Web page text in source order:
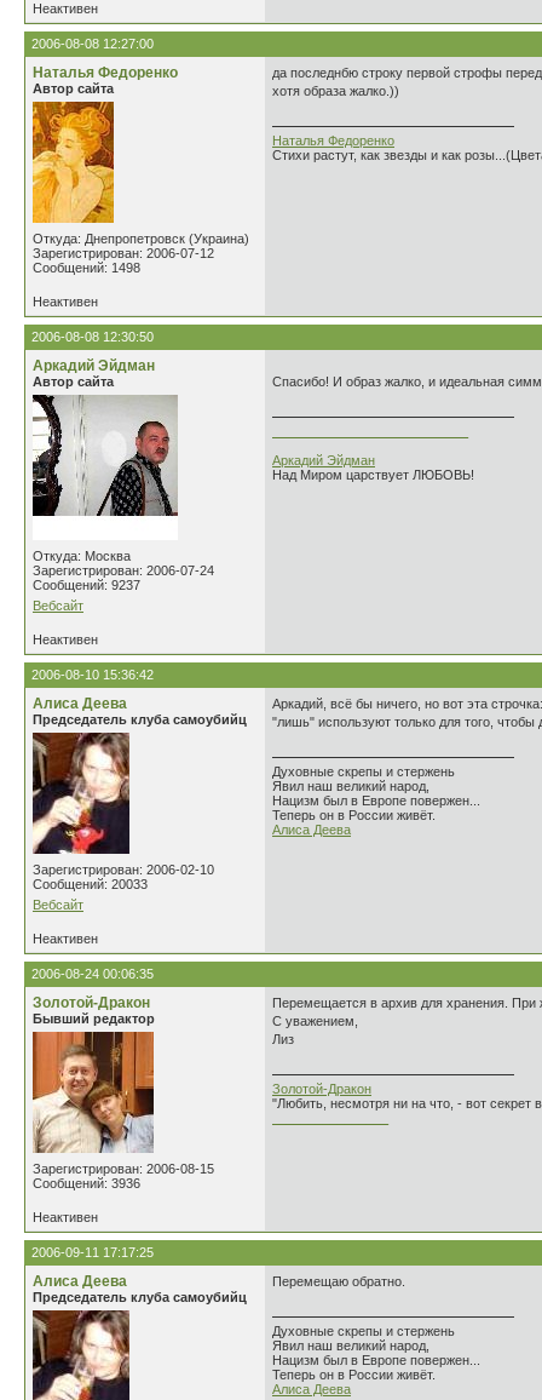
Неактивен
2006-08-08 12:27:00
Наталья Федоренко
Автор сайта
Откуда: Днепропетровск (Украина)
Зарегистрирован: 2006-07-12
Сообщений: 1498
да последнбю строку первой строфы
хотя образа жалко.))
Наталья Федоренко
Стихи растут, как звезды и как
Неактивен
2006-08-08 12:30:50
Аркадий Эйдман
Автор сайта
Откуда: Москва
Зарегистрирован: 2006-07-24
Сообщений: 9237
Вебсайт
Спасибо! И образ жалко, и идеальная
Аркадий Эйдман
Над Миром царствует ЛЮБОВЬ!
Неактивен
2006-08-10 15:36:42
Алиса Деева
Председатель клуба самоубийц
Зарегистрирован: 2006-02-10
Сообщений: 20033
Вебсайт
Аркадий, всё бы ничего, но вот эта
"лишь" используют только для того, чтобы
Духовные скрепы и стержень
Явил наш великий народ,
Нацизм был в Европе повержен...
Теперь он в России живёт.
Алиса Деева
Неактивен
2006-08-24 00:06:35
Золотой-Дракон
Бывший редактор
Зарегистрирован: 2006-08-15
Сообщений: 3936
Перемещается в архив для хранения. При
С уважением,
Лиз
Золотой-Дракон
"Любить, несмотря ни на что, - вот
Неактивен
2006-09-11 17:17:25
Алиса Деева
Председатель клуба самоубийц
Перемещаю обратно.
Духовные скрепы и стержень
Явил наш великий народ,
Нацизм был в Европе повержен...
Теперь он в России живёт.
Алиса Деева